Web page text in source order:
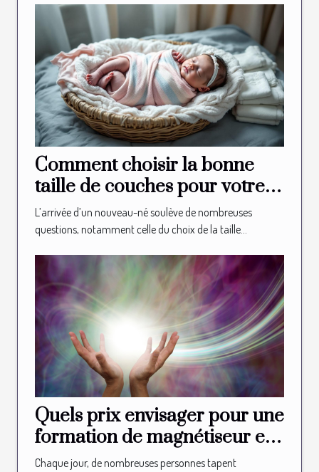
Comment choisir la bonne
taille de couches pour votre
nouveau-né?
L’arrivée d’un nouveau-né soulève de nombreuses
questions, notamment celle du choix de la taille...
Quels prix envisager pour une
formation de magnétiseur en
ligne ?
Chaque jour, de nombreuses personnes tapent